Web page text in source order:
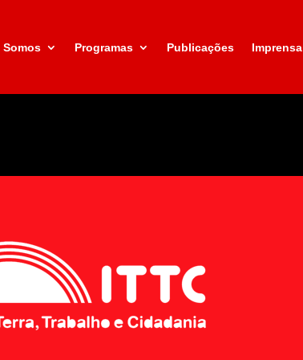
Somos Programas Publicações Imprensa